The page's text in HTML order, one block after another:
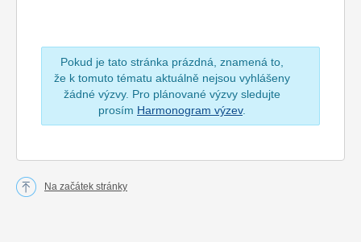
Pokud je tato stránka prázdná, znamená to,
že k tomuto tématu aktuálně nejsou vyhlášeny
žádné výzvy. Pro plánované výzvy sledujte
prosím Harmonogram výzev.
Na začátek stránky